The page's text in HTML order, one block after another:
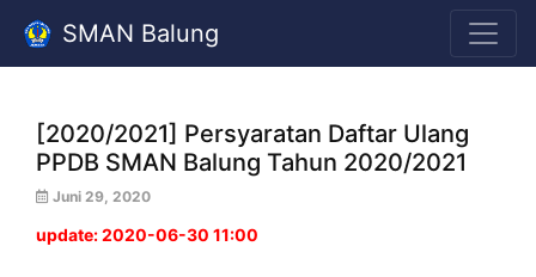
SMAN Balung
[2020/2021] Persyaratan Daftar Ulang
PPDB SMAN Balung Tahun 2020/2021
Juni 29, 2020
update: 2020-06-30 11:00